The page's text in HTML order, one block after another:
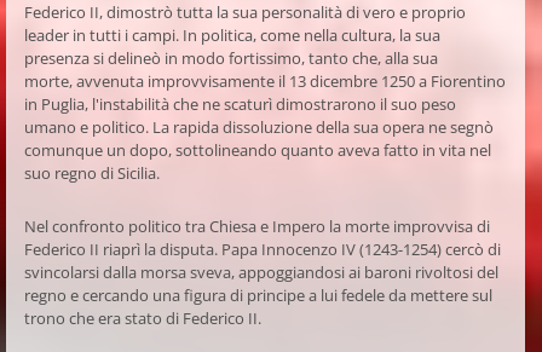
Federico II, dimostrò tutta la sua personalità di vero e proprio
leader in tutti i campi. In politica, come nella cultura, la sua
presenza si delineò in modo fortissimo, tanto che, alla sua
morte,avvenuta improvvisamente il 13 dicembre 1250 a Fiorentino
in Puglia, l'instabilità che ne scaturì dimostrarono il suo peso
umano e politico. La rapida dissoluzione della sua opera ne segnò
comunque un dopo, sottolineando quanto aveva fatto in vita nel
suo regno di Sicilia.
Nel confronto politico tra Chiesa e Impero la morte improvvisa di
Federico II riaprì la disputa. Papa Innocenzo IV (1243-1254) cercò di
svincolarsi dalla morsa sveva, appoggiandosi ai baroni rivoltosi del
regno e cercando una figura di principe a lui fedele da mettere sul
trono che era stato di Federico II.